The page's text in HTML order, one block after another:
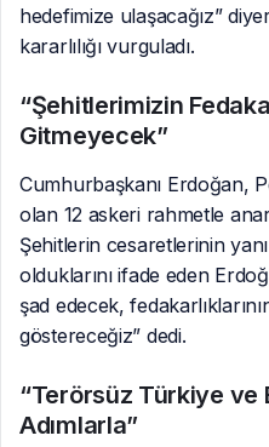
hedefimize ulaşacağız”
kararlılığı vurguladı.
“Şehitlerimizin
Gitmeyecek”
Cumhurbaşkanı Erdoğan,
olan 12 askeri rahmetle
Şehitlerin cesaretlerinin
olduklarını ifade eden
şad edecek,
göstereceğiz” dedi.
“Terörsüz Türkiye ve
Adımlarla”